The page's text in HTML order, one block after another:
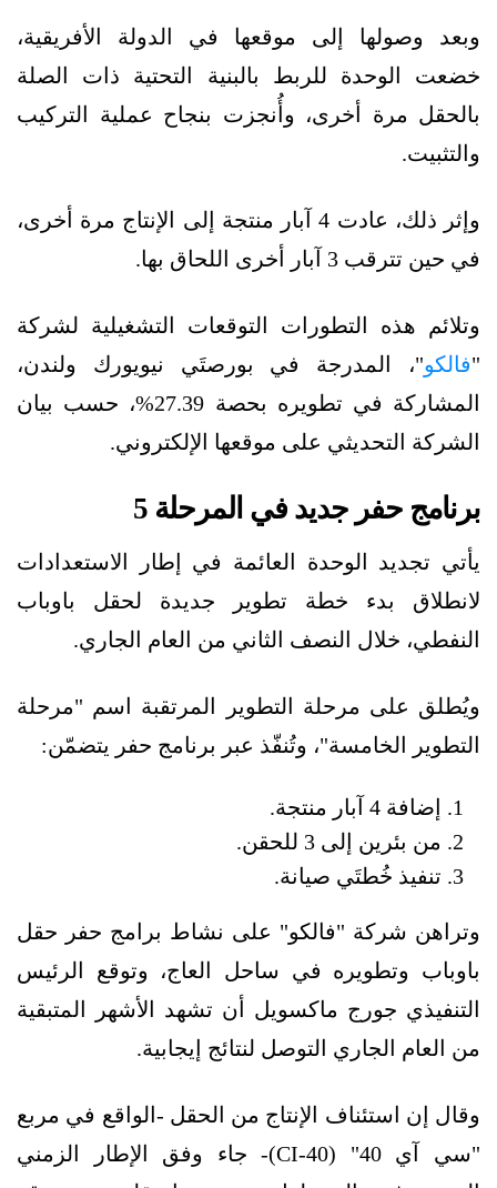
وبعد وصولها إلى موقعها في الدولة الأفريقية،
خضعت الوحدة للربط بالبنية التحتية ذات الصلة
بالحقل مرة أخرى، وأُنجزت بنجاح عملية التركيب
والتثبيت.
وإثر ذلك، عادت 4 آبار منتجة إلى الإنتاج مرة أخرى،
في حين تترقب 3 آبار أخرى اللحاق بها.
وتلائم هذه التطورات التوقعات التشغيلية لشركة
"فالكو"، المدرجة في بورصتَي نيويورك ولندن،
المشاركة في تطويره بحصة 27.39%، حسب بيان
الشركة التحديثي على موقعها الإلكتروني.
برنامج حفر جديد في المرحلة 5
يأتي تجديد الوحدة العائمة في إطار الاستعدادات
لانطلاق بدء خطة تطوير جديدة لحقل باوباب
النفطي، خلال النصف الثاني من العام الجاري.
ويُطلق على مرحلة التطوير المرتقبة اسم "مرحلة
التطوير الخامسة"، وتُنفّذ عبر برنامج حفر يتضمّن:
إضافة 4 آبار منتجة.
من بئرين إلى 3 للحقن.
تنفيذ خُطتَي صيانة.
وتراهن شركة "فالكو" على نشاط برامج حفر حقل
باوباب وتطويره في ساحل العاج، وتوقع الرئيس
التنفيذي جورج ماكسويل أن تشهد الأشهر المتبقية
من العام الجاري التوصل لنتائج إيجابية.
وقال إن استئناف الإنتاج من الحقل -الواقع في مربع
"سي آي 40" (CI-40)- جاء وفق الإطار الزمني